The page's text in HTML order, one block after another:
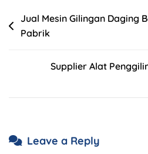
Jual Mesin Gilingan Daging
Pabrik
Supplier Alat
Leave a Reply